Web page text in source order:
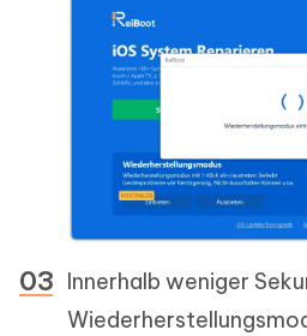
Innerhalb weniger